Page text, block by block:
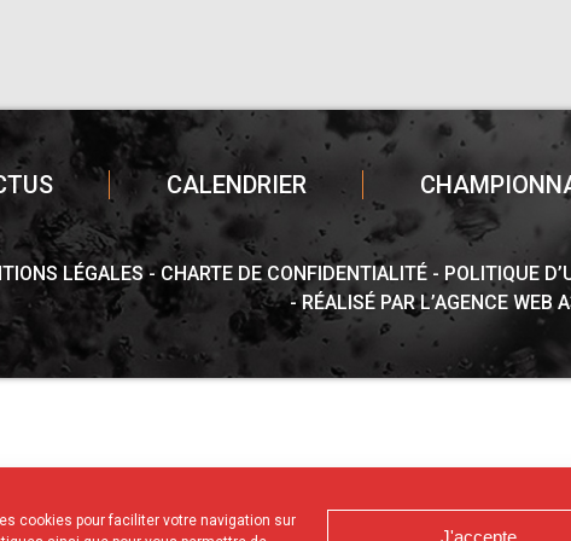
cookies pour faciliter votre navigation sur
J'accepte
CALENDRIER
LÉGALES CHARTE DE CONFIDENTIALITÉ POLITIQUE
RÉALISÉ PAR L’AGENCE WEB